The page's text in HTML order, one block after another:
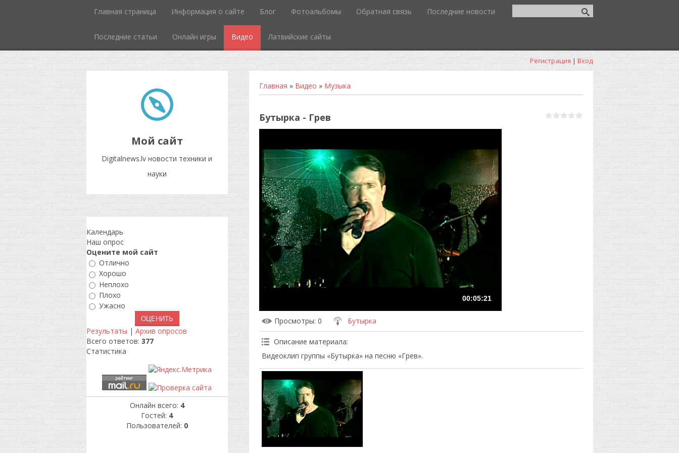
Главная страница Информация о сайте Блог Фотоальбомы Обратная связь Последние новости
Последние статьи Онлайн игры Видео Латвийские сайты
Регистрация | Вход
Мой сайт
Digitalnews.lv новости техники и
науки
Главная » Видео » Музыка
Бутырка - Грев
00:05:21
Просмотры: 0 Бутырка
Описание материала:
Видеоклип группы «Бутырка» на песню «Грев».
Календарь
Наш опрос
Оцените мой сайт
Отлично
Хорошо
Неплохо
Плохо
Ужасно
Результаты | Архив опросов
Всего ответов: 377
Статистика
Онлайн всего: 4
Гостей: 4
Пользователей: 0